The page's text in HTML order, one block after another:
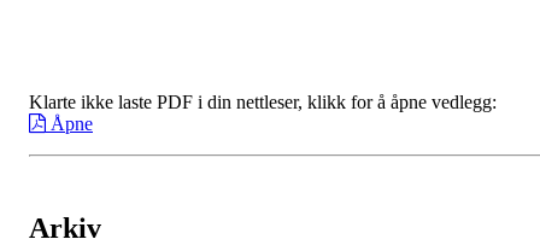
Klarte ikke laste PDF i din nettleser, klikk for å åpne vedlegg:
Åpne
Arkiv